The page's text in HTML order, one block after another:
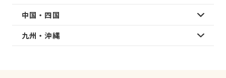
中国・四国
九州・沖縄